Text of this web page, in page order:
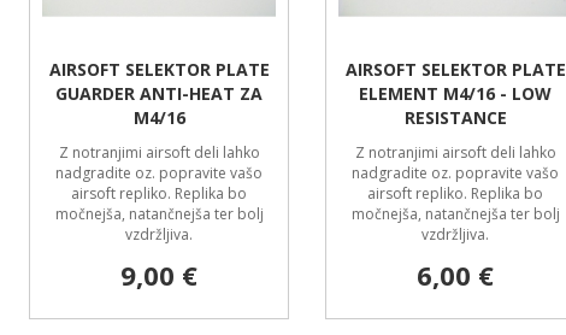
AIRSOFT SELEKTOR PLATE
GUARDER ANTI-HEAT ZA
M4/16
Z notranjimi airsoft deli lahko
nadgradite oz. popravite vašo
airsoft repliko. Replika bo
močnejša, natančnejša ter bolj
vzdržljiva.
9,00 €
AIRSOFT SELEKTOR PLATE
ELEMENT M4/16 - LOW
RESISTANCE
Z notranjimi airsoft deli lahko
nadgradite oz. popravite vašo
airsoft repliko. Replika bo
močnejša, natančnejša ter bolj
vzdržljiva.
6,00 €